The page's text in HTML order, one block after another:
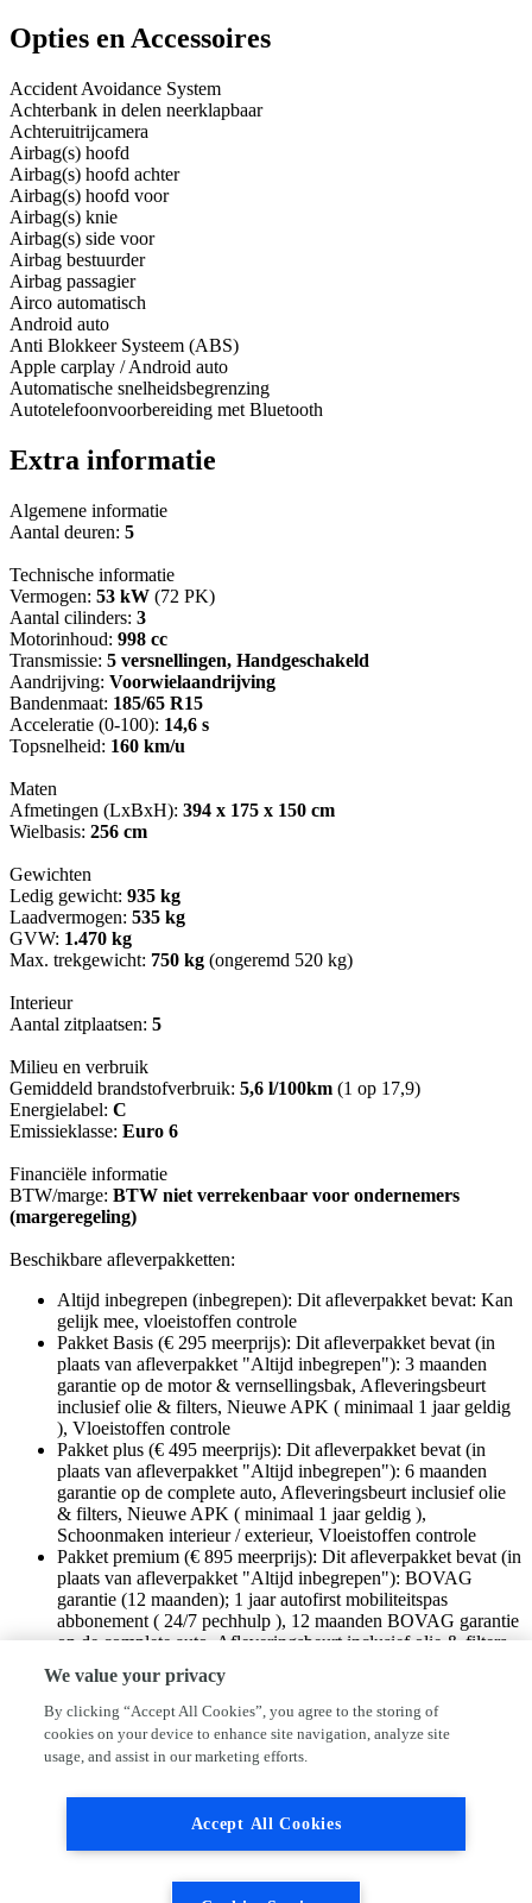
Opties en Accessoires
Accident Avoidance System
Achterbank in delen neerklapbaar
Achteruitrijcamera
Airbag(s) hoofd
Airbag(s) hoofd achter
Airbag(s) hoofd voor
Airbag(s) knie
Airbag(s) side voor
Airbag bestuurder
Airbag passagier
Airco automatisch
Android auto
Anti Blokkeer Systeem (ABS)
Apple carplay / Android auto
Automatische snelheidsbegrenzing
Autotelefoonvoorbereiding met Bluetooth
Extra informatie
Algemene informatie
Aantal deuren: 5
Technische informatie
Vermogen: 53 kW (72 PK)
Aantal cilinders: 3
Motorinhoud: 998 cc
Transmissie: 5 versnellingen, Handgeschakeld
Aandrijving: Voorwielaandrijving
Bandenmaat: 185/65 R15
Acceleratie (0-100): 14,6 s
Topsnelheid: 160 km/u
Maten
Afmetingen (LxBxH): 394 x 175 x 150 cm
Wielbasis: 256 cm
Gewichten
Ledig gewicht: 935 kg
Laadvermogen: 535 kg
GVW: 1.470 kg
Max. trekgewicht: 750 kg (ongeremd 520 kg)
Interieur
Aantal zitplaatsen: 5
Milieu en verbruik
Gemiddeld brandstofverbruik: 5,6 l/100km (1 op 17,9)
Energielabel: C
Emissieklasse: Euro 6
Financiële informatie
BTW/marge: BTW niet verrekenbaar voor ondernemers
(margeregeling)
Beschikbare afleverpakketten:
Altijd inbegrepen (inbegrepen): Dit afleverpakket bevat: Kan
gelijk mee, vloeistoffen controle
Pakket Basis (€ 295 meerprijs): Dit afleverpakket bevat (in
plaats van afleverpakket "Altijd inbegrepen"): 3 maanden
garantie op de motor & vernsellingsbak, Afleveringsbeurt
inclusief olie & filters, Nieuwe APK ( minimaal 1 jaar geldig
), Vloeistoffen controle
Pakket plus (€ 495 meerprijs): Dit afleverpakket bevat (in
plaats van afleverpakket "Altijd inbegrepen"): 6 maanden
garantie op de complete auto, Afleveringsbeurt inclusief olie
& filters, Nieuwe APK ( minimaal 1 jaar geldig ),
Schoonmaken interieur / exterieur, Vloeistoffen controle
Pakket premium (€ 895 meerprijs): Dit afleverpakket bevat (in
plaats van afleverpakket "Altijd inbegrepen"): BOVAG
garantie (12 maanden); 1 jaar autofirst mobiliteitspas
abbonement ( 24/7 pechhulp ), 12 maanden BOVAG garantie
op de complete auto, Afleveringsbeurt inclusief olie & filters,
Auto volledig gepoetst + intensieve interieurreiniging,
Nieuwe APK ( minimaal 1 jaar geldig ), Vloeistoffen controle
Deze Toyota Yaris komt uit 2022, werd geleverd van 01-07-2020 tot
31-12-2023 en kostte toen € 21.210,-. Deze geïmporteerde
personenauto staat sinds 2025 op kenteken, is voorzien van een
De personenauto heeft een topsnelheid van 160 km per uur en
van deze personenauto is gemiddeld 5,6 liter per 100 km en hij
We value your privacy
By clicking “Accept All Cookies”, you agree to the storing of
cookies on your device to enhance site navigation, analyze site
usage, and assist in our marketing efforts.
Accept All Cookies